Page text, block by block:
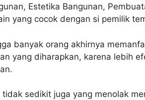
Estetika Bangunan,
yang cocok dengan si pemilik
banyak orang akhirnya
yang diharapkan, karena lebih
tidak sedikit juga yang menolak